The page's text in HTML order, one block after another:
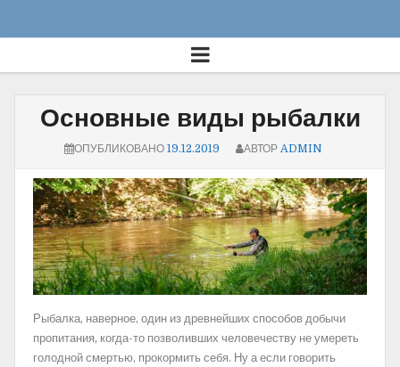
Основные виды рыбалки
ОПУБЛИКОВАНО 19.12.2019 АВТОР ADMIN
Рыбалка, наверное, один из древнейших способов добычи
пропитания, когда-то позволивших человечеству не умереть
голодной смертью, прокормить себя. Ну а если говорить